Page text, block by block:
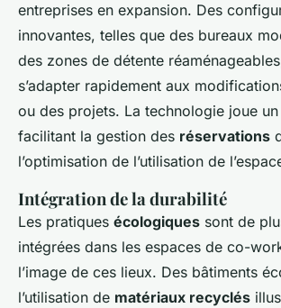
entreprises en expansion. Des
innovantes, telles que des bureaux
des zones de détente
s’adapter rapidement aux
ou des projets. La technologie joue
facilitant la gestion des réservations
l’optimisation de l’utilisation de
Intégration de la durabilité
Les pratiques écologiques sont de
intégrées dans les espaces de co-
l’image de ces lieux. Des bâtiments
l’utilisation de matériaux recyclés